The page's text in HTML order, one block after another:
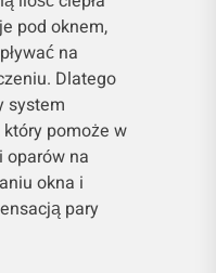
pod oknem,
na
Dlatego
system
pomoże w
oparów na
okna i
pary